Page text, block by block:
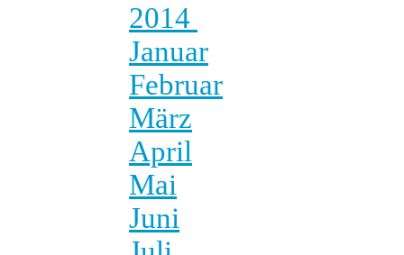
2014
Januar
Februar
März
April
Mai
Juni